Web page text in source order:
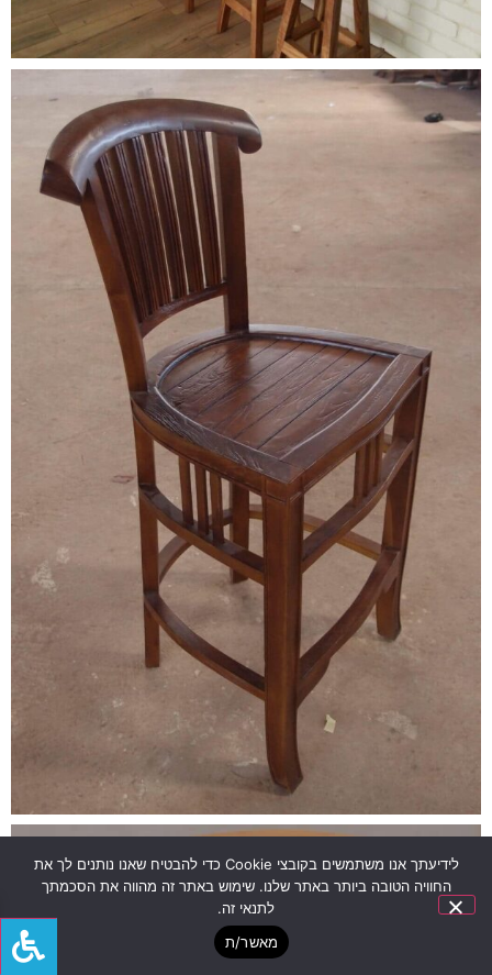
לידיעתך אנו משתמשים בקובצי Cookie כדי להבטיח שאנו נותנים לך את
החוויה הטובה ביותר באתר שלנו. שימוש באתר זה מהווה את הסכמתך
לתנאי זה.
מאשר/ת